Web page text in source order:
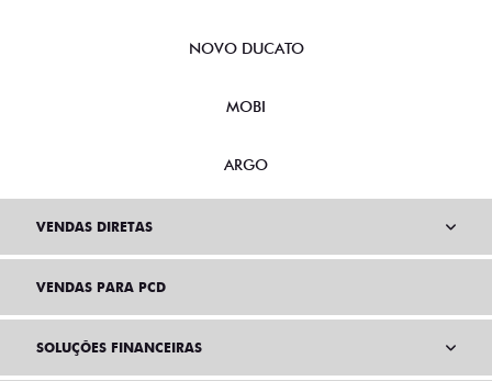
NOVO DUCATO
MOBI
ARGO
VENDAS DIRETAS
VENDAS PARA PCD
SOLUÇÕES FINANCEIRAS